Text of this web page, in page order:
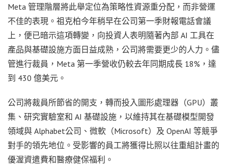
Meta 管理階層將此舉定位為策略性資源重分配，而非營運
不佳的表現。祖克柏今年稍早在公司第一季財報電話會議
上，便已暗示這項轉變，向投資人表明隨著內部 AI 工具在
產品與基礎設施方面日益成熟，公司將需要更少的人力。儘
管進行裁員，Meta 第一季營收仍較去年同期成長 18%，達
到 430 億美元。
公司將裁員所節省的開支，轉而投入圖形處理器（GPU）叢
集、研究實驗室和 AI 基礎設施，以維持其在基礎模型開發
領域與 Alphabet公司、微軟（Microsoft）及 OpenAI 等競爭
對手的領先地位。受影響的員工將獲得比照以往重組計畫的
優渥資遣費和醫療健保福利。